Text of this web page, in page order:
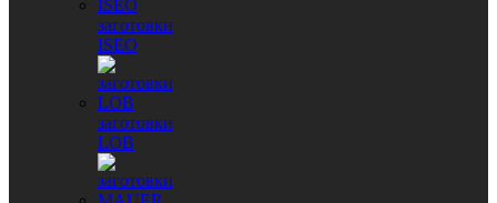
заготовки
ISEO
заготовки
LOB